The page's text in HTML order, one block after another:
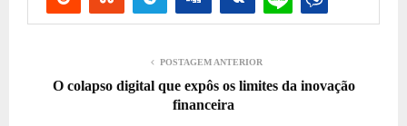
POSTAGEM ANTERIOR
O colapso digital que expôs os limites da inovação
financeira